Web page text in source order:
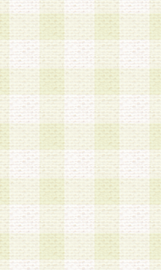
業務
その他の登録情報につ
の変更手続きを行うもの
合、会員に対して、電
象者が会員登録者本人で
アンケートの回答内容
。
が定期的に行う登録情
更新手続きを行うもの
わない場合、その時点
されるものとします。